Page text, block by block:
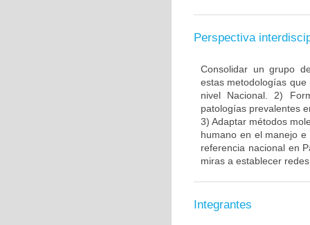
Perspectiva
Consolidar un grupo
estas metodologías
nivel Nacional. 2)
patologías prevalentes
3) Adaptar métodos
humano en el manejo
referencia nacional en
miras a establecer
Integrantes